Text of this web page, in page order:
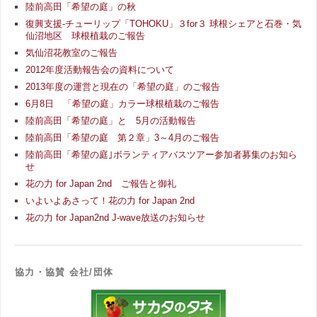
陸前高田「希望の庭」の秋
復興支援-チューリップ「TOHOKU」３for３ 球根シェアと石巻・気
仙沼地区 球根植栽のご報告
気仙沼花教室のご報告
2012年度活動報告会の資料について
2013年度の運営と現在の「希望の庭」のご報告
6月8日 「希望の庭」カラー球根植栽のご報告
陸前高田「希望の庭」と 5月の活動報告
陸前高田「希望の庭 第２章」3～4月のご報告
陸前高田「希望の庭｣ボランティアバスツアー参加者募集のお知ら
せ
花の力 for Japan 2nd ご報告と御礼
いよいよあさって！花の力 for Japan 2nd